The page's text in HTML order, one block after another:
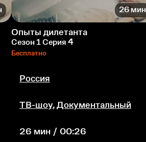
26 мин
Опыты дилетанта
Сезон 1 Серия 4
Бесплатно
Россия
ТВ-шоу, Документальный
26 мин / 00:26